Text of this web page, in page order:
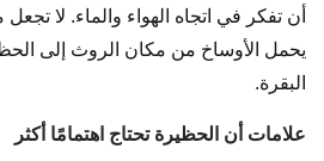
أن تفكر في اتجاه الهواء والماء. لا
يحمل الأوساخ من مكان الروث إلى
البقرة.
علامات أن الحظيرة تحتاج اهتمامًا أكثر